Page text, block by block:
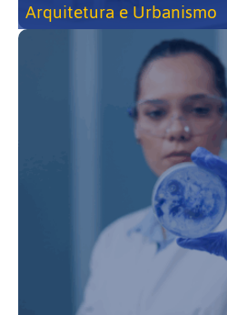
Arquitetura e Urbanismo